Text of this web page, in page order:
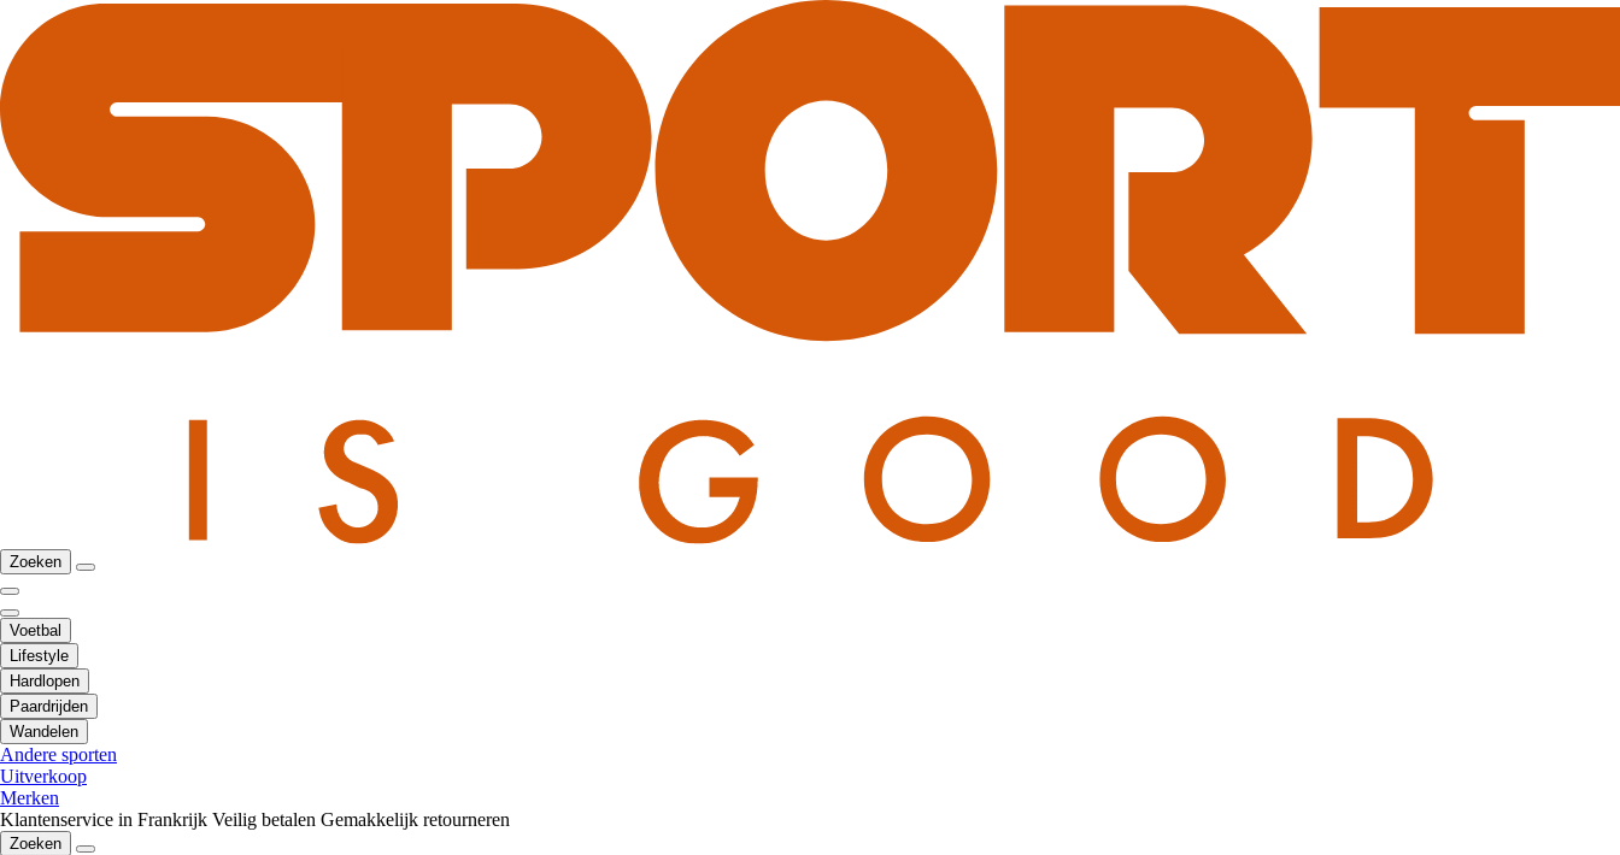
Zoeken
Voetbal
Lifestyle
Hardlopen
Paardrijden
Wandelen
Andere sporten
Uitverkoop
Merken
Klantenservice in Frankrijk Veilig betalen Gemakkelijk retourneren
Zoeken